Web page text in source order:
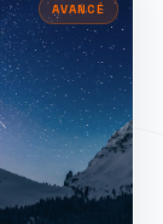
AVANCÉ